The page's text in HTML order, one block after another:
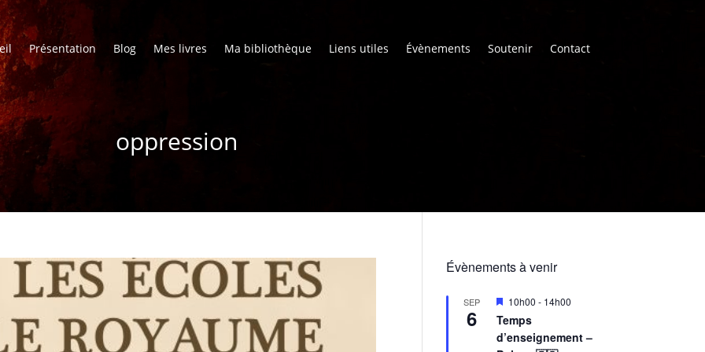
Présentation Blog Mes livres Ma bibliothèque Liens utiles Évènements Soutenir Contact
oppression
Évènements à venir
SEP
6
M
s
e
10h00 - 14h00
Temps
d’enseignement –